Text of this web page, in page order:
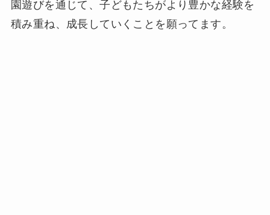
園遊びを通じて、子どもたちがより豊かな経験を
積み重ね、成長していくことを願ってます。